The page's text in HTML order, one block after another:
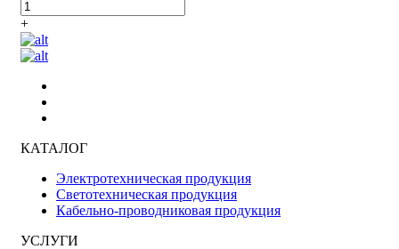
+
КАТАЛОГ
Электротехническая продукция
Светотехническая продукция
Кабельно-проводниковая продукция
УСЛУГИ